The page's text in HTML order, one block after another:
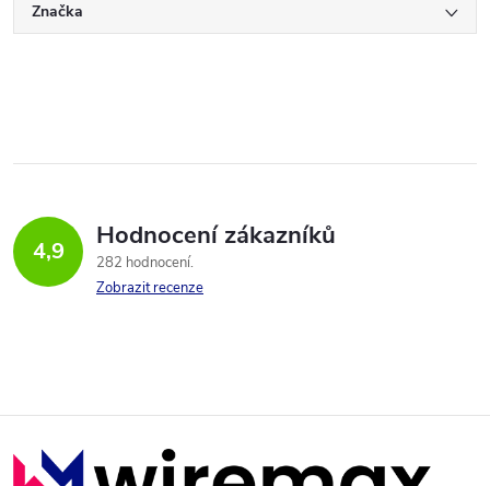
Značka
4,9 Hodnocení zákazníků
282 hodnocení
Zobrazit recenze
Z